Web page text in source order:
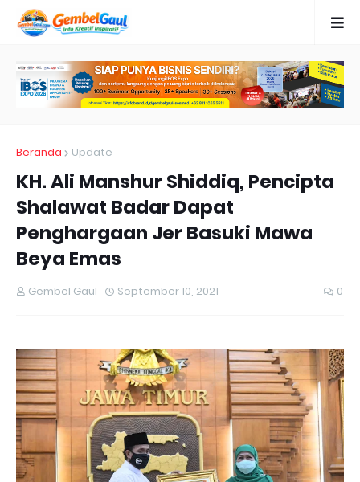
Beranda Update
KH. Ali Manshur Shiddiq, Pencipta
Shalawat Badar Dapat
Penghargaan Jer Basuki Mawa
Beya Emas
Gembel Gaul September 10, 2021 0